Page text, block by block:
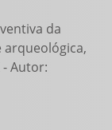
da
arqueológica,
Autor: